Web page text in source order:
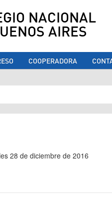
NACIONAL
AIRES
COOPERADORA
aquí
28 de diciembre de 2016